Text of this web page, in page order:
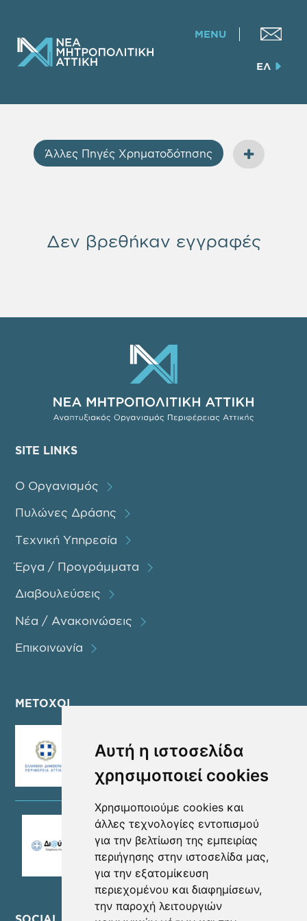
Αυτή η ιστοσελίδα
χρησιμοποιεί cookies
Χρησιμοποιούμε cookies και
άλλες τεχνολογίες εντοπισμού
για την βελτίωση της εμπειρίας
περιήγησης στην ιστοσελίδα μας,
για την εξατομίκευση
περιεχομένου και διαφημίσεων,
την παροχή λειτουργιών
MENU
ΕΛ
Άλλες Πηγές Χρηματοδότησης
Δεν βρεθήκαν εγγραφές
SITE LINKS
Ο Οργανισμός
Πυλώνες Δράσης
Τεχνική Υπηρεσία
Έργα / Προγράμματα
Διαβουλεύσεις
Νέα / Ανακοινώσεις
Επικοινωνία
ΜΕΤΟΧΟΙ